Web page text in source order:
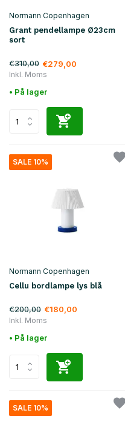
Normann Copenhagen
Grant pendellampe Ø23cm
sort
€310,00 €279,00
Inkl. Moms
• På lager
SALE 10%
Normann Copenhagen
Cellu bordlampe lys blå
€200,00 €180,00
Inkl. Moms
• På lager
SALE 10%